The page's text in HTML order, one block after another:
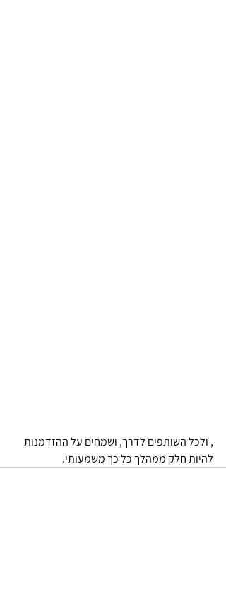
, ולכל השותפים לדרך, ושמחים על ההזדמנות
להיות חלק ממהלך כל כך משמעותי.